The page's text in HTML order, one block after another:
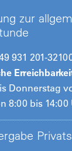
zur
931 201-
Donnerstag
8:00 bis 14:00